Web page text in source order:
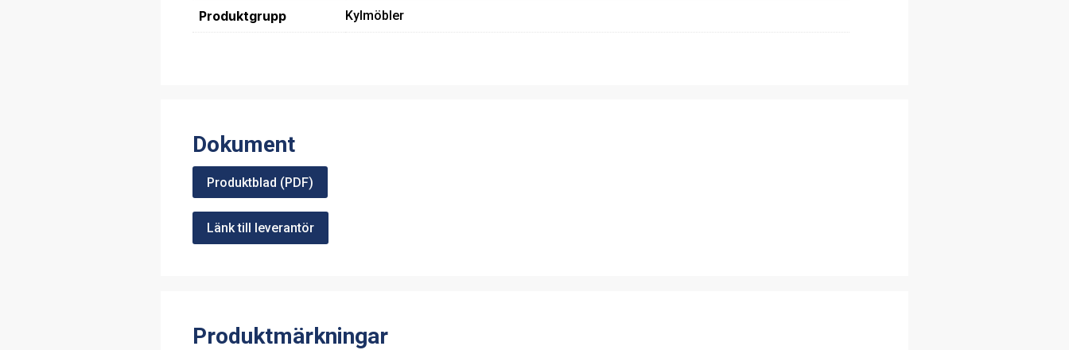
Produktgrupp Kylmöbler
Dokument
Produktblad (PDF)
Länk till leverantör
Produktmärkningar